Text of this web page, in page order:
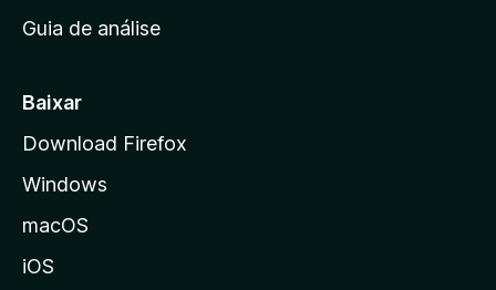
c
a
d
a
z
Guia de análise
Baixar
Download Firefox
Windows
macOS
iOS